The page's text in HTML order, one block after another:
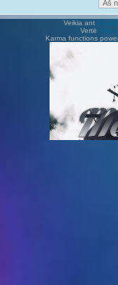
Veikia ant
Vertė Vilius
Karma functions